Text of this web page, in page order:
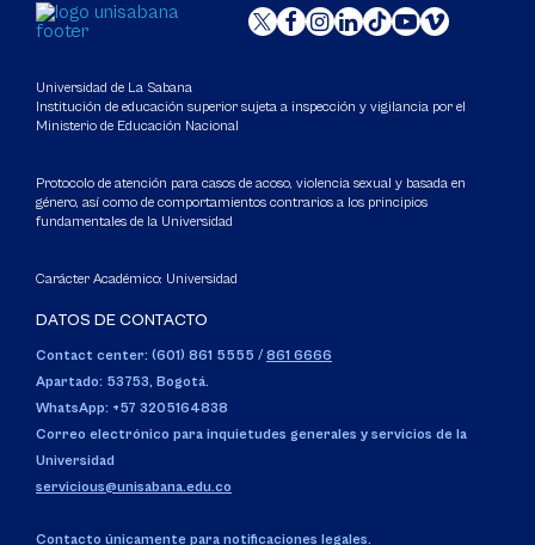
Universidad de La Sabana
Institución de educación superior sujeta a inspección y vigilancia por el
Ministerio de Educación Nacional
Protocolo de atención para casos de acoso, violencia sexual y basada en
género, así como de comportamientos contrarios a los principios
fundamentales de la Universidad
Carácter Académico: Universidad
DATOS DE CONTACTO
Contact center: (601) 861 5555 / 861 6666
Apartado: 53753, Bogotá.
WhatsApp: +57 3205164838
Correo electrónico para inquietudes generales y servicios de la
Universidad
servicious@unisabana.edu.co
Contacto únicamente para notificaciones legales.